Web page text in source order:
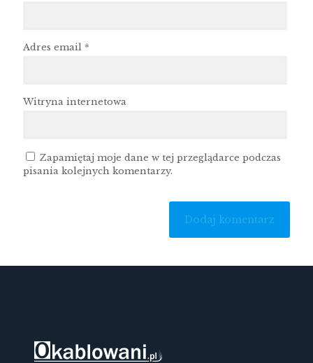
Adres email *
Witryna internetowa
Zapamiętaj moje dane w tej przeglądarce podczas
pisania kolejnych komentarzy.